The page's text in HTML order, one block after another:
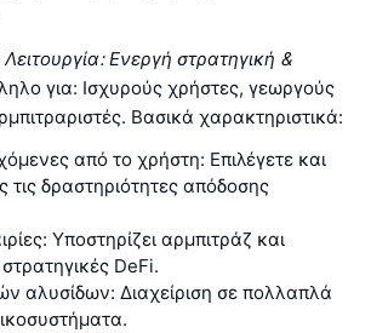
Ενεργή στρατηγική &
για: Ισχυρούς χρήστες, γεωργούς
Βασικά χαρακτηριστικά:
από το χρήστη: Επιλέγετε και
τις δραστηριότητες απόδοσης
Υποστηρίζει αρμπιτράζ και
DeFi.
αλυσίδων: Διαχείριση σε πολλαπλά